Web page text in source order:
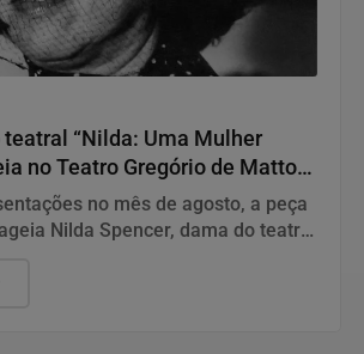
teatral “Nilda: Uma Mulher
no Teatro Gregório de Mattos,
no mês de agosto, a peça
Nilda Spencer, dama do teatro